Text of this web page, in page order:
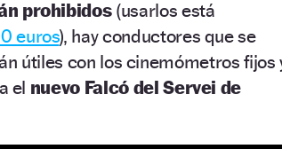
prohibidos(usarlos está
euros), hay conductores que se
útiles con los cinemómetros fijos
el nuevo Falcó del Servei de